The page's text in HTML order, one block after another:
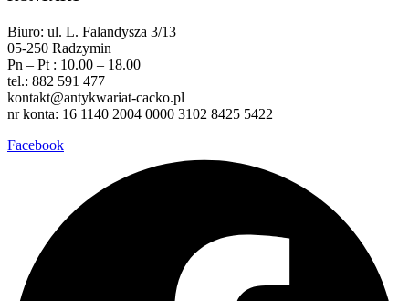
Biuro: ul. L. Falandysza 3/13
05-250 Radzymin
Pn – Pt : 10.00 – 18.00
tel.: 882 591 477
kontakt@antykwariat-cacko.pl
nr konta: 16 1140 2004 0000 3102 8425 5422
Facebook